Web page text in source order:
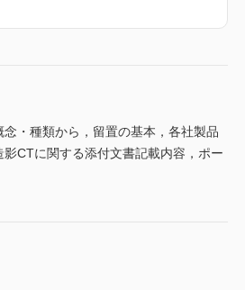
・種類から，留置の基本，各社製品
CTに関する添付文書記載内容，ポー